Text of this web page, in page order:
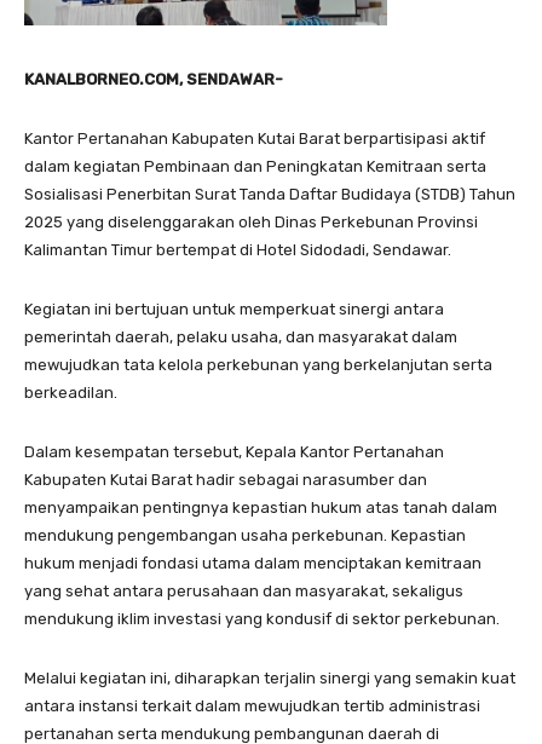
KANALBORNEO.COM, SENDAWAR-
Kantor Pertanahan Kabupaten Kutai Barat berpartisipasi aktif
dalam kegiatan Pembinaan dan Peningkatan Kemitraan serta
Sosialisasi Penerbitan Surat Tanda Daftar Budidaya (STDB) Tahun
2025 yang diselenggarakan oleh Dinas Perkebunan Provinsi
Kalimantan Timur bertempat di Hotel Sidodadi, Sendawar.
Kegiatan ini bertujuan untuk memperkuat sinergi antara
pemerintah daerah, pelaku usaha, dan masyarakat dalam
mewujudkan tata kelola perkebunan yang berkelanjutan serta
berkeadilan.
Dalam kesempatan tersebut, Kepala Kantor Pertanahan
Kabupaten Kutai Barat hadir sebagai narasumber dan
menyampaikan pentingnya kepastian hukum atas tanah dalam
mendukung pengembangan usaha perkebunan. Kepastian
hukum menjadi fondasi utama dalam menciptakan kemitraan
yang sehat antara perusahaan dan masyarakat, sekaligus
mendukung iklim investasi yang kondusif di sektor perkebunan.
Melalui kegiatan ini, diharapkan terjalin sinergi yang semakin kuat
antara instansi terkait dalam mewujudkan tertib administrasi
pertanahan serta mendukung pembangunan daerah di